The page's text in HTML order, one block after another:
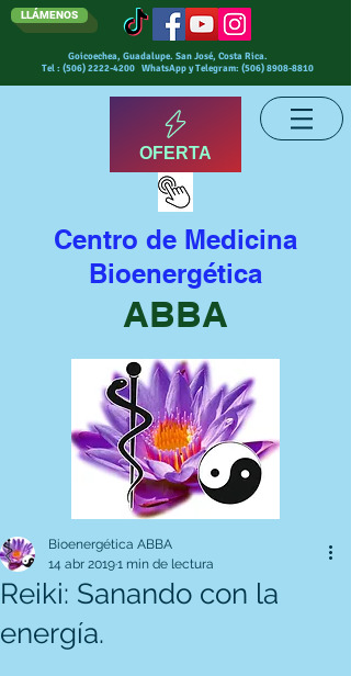
LLÁMENOS
Goicoechea, Guadalupe. San José, Costa Rica.
Tel : (506) 2222-4200WhatsApp y Telegram: (506) 8908-8810
OFERTA
Centro de Medicina
Bioenergética
ABBA
Reiki: Sanando con la
energía.
Bioenergética ABBA
14 abr 20191 min de lectura